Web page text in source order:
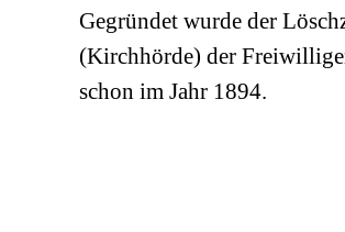
Gegründet wurde der
(Kirchhörde) der
schon im Jahr 1894.